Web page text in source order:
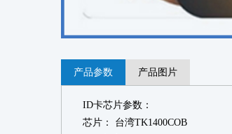
产品参数 产品图片
ID卡芯片参数：
芯片：
台湾TK1400COB